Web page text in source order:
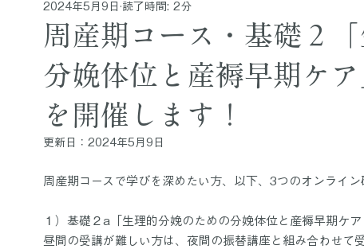
耳より情報 連載記事
周産期コース・基礎２
分娩体位と産褥早期ケ
を開催します！
2024年5月9日 読了時間: 2分
更新日： 2024年5月9日
周産期コースで学びを深めたい方、以下、3つのオンライン
１）基礎２a「生理的分娩のための分娩体位と産褥早期ケア
昼間の受講が難しい方は、夜間の振替講座と組み合わせて